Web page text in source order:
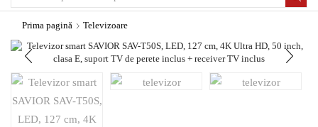
Prima pagină Televizoare